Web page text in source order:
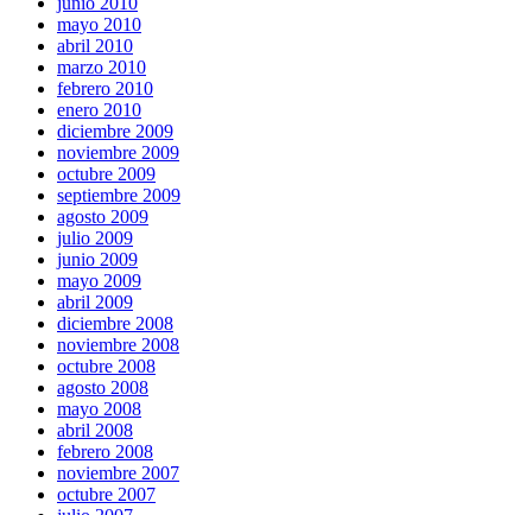
mayo 2010
abril 2010
marzo 2010
febrero 2010
enero 2010
diciembre 2009
noviembre 2009
octubre 2009
septiembre 2009
agosto 2009
julio 2009
junio 2009
mayo 2009
abril 2009
diciembre 2008
noviembre 2008
octubre 2008
agosto 2008
mayo 2008
abril 2008
febrero 2008
noviembre 2007
octubre 2007